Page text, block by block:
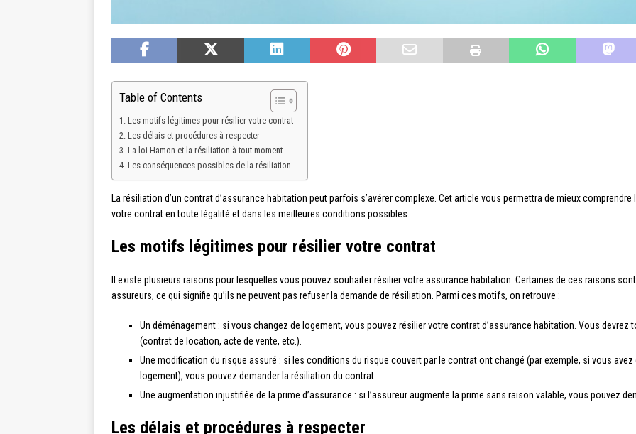
Table of Contents
Les motifs légitimes pour résilier votre contrat
Les délais et procédures à respecter
La loi Hamon et la résiliation à tout moment
Les conséquences possibles de la résiliation
La résiliation d’un contrat d’assurance habitation peut parfois s’avérer complexe. Cet article vous permettra de mieux
votre contrat en toute légalité et dans les meilleures conditions possibles.
Les motifs légitimes pour résilier votre contrat
Il existe plusieurs raisons pour lesquelles vous pouvez souhaiter résilier votre assurance habitation. Certaines de ces raisons
assureurs, ce qui signifie qu’ils ne peuvent pas refuser la demande de résiliation. Parmi ces motifs, on retrouve :
Un déménagement : si vous changez de logement, vous pouvez résilier votre contrat d’assurance habitation. Vous
(contrat de location, acte de vente, etc.).
Une modification du risque assuré : si les conditions du risque couvert par le contrat ont changé (par exemple, si vous
logement), vous pouvez demander la résiliation du contrat.
Une augmentation injustifiée de la prime d’assurance : si l’assureur augmente la prime sans raison valable, vous pouvez
Les délais et procédures à respecter